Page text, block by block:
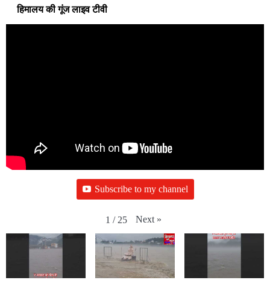
हिमालय की गूंज लाइव टीवी
Subscribe to my channel
1 / 25 Next »